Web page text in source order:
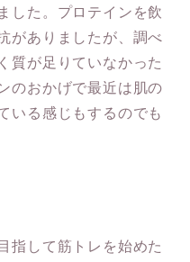
した。プロテインを飲
がありましたが、調べ
質が足りていなかった
のおかげで最近は肌の
いる感じもするのでも
指して筋トレを始めた